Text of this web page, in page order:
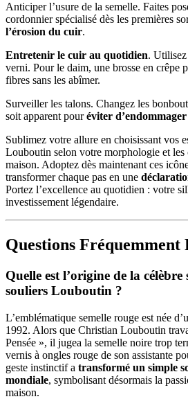
Anticiper l’usure de la semelle. Faites
cordonnier spécialisé dès les premières
l’érosion du cuir.
Entretenir le cuir au quotidien.
verni. Pour le daim, une brosse en crêpe
fibres sans les abîmer.
Surveiller les talons. Changez les
soit apparent pouréviter
Sublimez votre allure en choisissant vos
Louboutin selon votre morphologie et les
maison. Adoptez dès maintenant ces
transformer chaque pas en une
Portez l’excellence au quotidien : votre
investissement légendaire.
Questions Fréquemment
Quelle est l’origine de la célèbre
souliers Louboutin ?
L’emblématique semelle rouge est née
1992. Alors que Christian Louboutin
Pensée », il jugea la semelle noire trop
vernis à ongles rouge de son assistante
geste instinctif a transformé un simple
mondiale, symbolisant désormais la
maison.